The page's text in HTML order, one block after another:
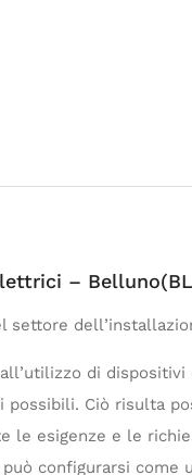
–
di
Ciò risulta
le esigenze e le
configurarsi